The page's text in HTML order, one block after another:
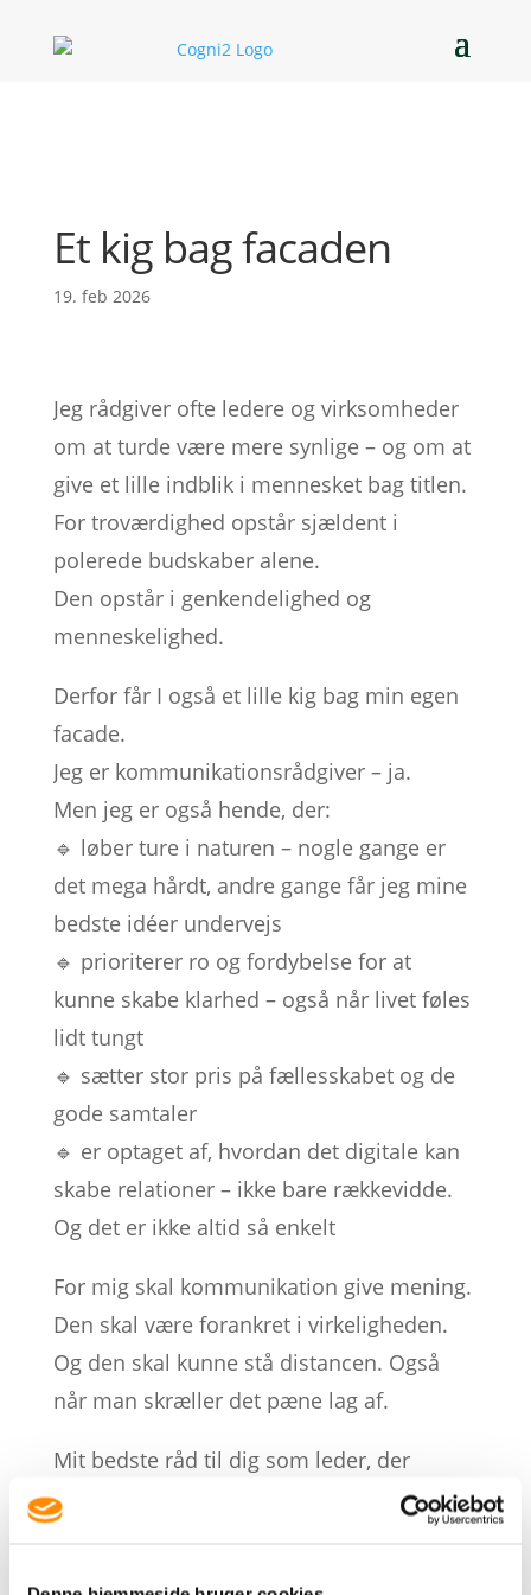
Et kig bag facaden
19. feb 2026
Jeg rådgiver ofte ledere og virksomheder
om at turde være mere synlige – og om at
give et lille indblik i mennesket bag titlen.
For troværdighed opstår sjældent i
polerede budskaber alene.
Den opstår i genkendelighed og
menneskelighed.
Derfor får I også et lille kig bag min egen
facade.
Jeg er kommunikationsrådgiver – ja.
Men jeg er også hende, der:
🔹 løber ture i naturen – nogle gange er
det mega hårdt, andre gange får jeg mine
bedste idéer undervejs
🔹 prioriterer ro og fordybelse for at
kunne skabe klarhed – også når livet føles
lidt tungt
🔹 sætter stor pris på fællesskabet og de
gode samtaler
🔹 er optaget af, hvordan det digitale kan
skabe relationer – ikke bare rækkevidde.
Og det er ikke altid så enkelt
For mig skal kommunikation give mening.
Den skal være forankret i virkeligheden.
Og den skal kunne stå distancen. Også
når man skræller det pæne lag af.
Mit bedste råd til dig som leder, der
ønsker at være mere synlig:
Del ikke kun det, der ser rigtigt ud. Del det,